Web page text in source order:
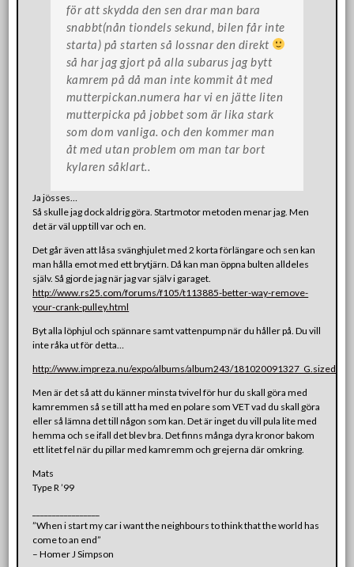
för att skydda den sen drar man bara
snabbt(nån tiondels sekund, bilen får inte
starta) på starten så lossnar den direkt
så har jag gjort på alla subarus jag bytt
kamrem på då man inte kommit åt med
mutterpickan.numera har vi en jätte liten
mutterpicka på jobbet som är lika stark
som dom vanliga. och den kommer man
åt med utan problem om man tar bort
kylaren såklart..
Ja jösses…
Så skulle jag dock aldrig göra. Startmotor metoden menar jag. Men
det är väl upp till var och en.
Det går även att låsa svänghjulet med 2 korta förlängare och sen kan
man hålla emot med ett brytjärn. Då kan man öppna bulten alldeles
själv. Så gjorde jag när jag var själv i garaget.
http://www.rs25.com/forums/f105/t113885-better-way-remove-
your-crank-pulley.html
Byt alla löphjul och spännare samt vattenpump när du håller på. Du vill
inte råka ut för detta…
http://www.impreza.nu/expo/albums/album243/181020091327_G.sized.jpg
Men är det så att du känner minsta tvivel för hur du skall göra med
kamremmen så se till att ha med en polare som VET vad du skall göra
eller så lämna det till någon som kan. Det är inget du vill pula lite med
hemma och se ifall det blev bra. Det finns många dyra kronor bakom
ett litet fel när du pillar med kamremm och grejerna där omkring.
Mats
Type R ’99
”When i start my car i want the neighbours to think that the world has
come to an end”
– Homer J Simpson